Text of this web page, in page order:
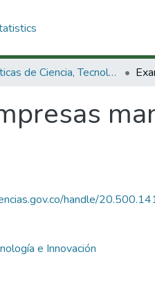
Políticas de Ciencia, Tecnología e Innovación
handle/
e Innovación